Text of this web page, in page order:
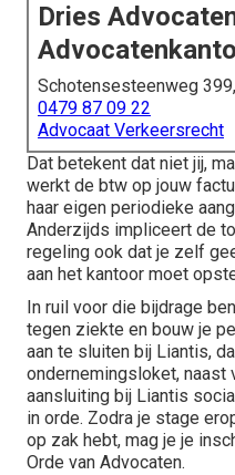
Dries
Schotensesteenweg
0479 87 09 22
Advocaat Verkeersrecht
Dat betekent dat niet jij,
werkt de btw op jouw
haar eigen periodieke
Anderzijds impliceert de
regeling ook dat je zelf
aan het kantoor moet
In ruil voor die bijdrage
tegen ziekte en bouw je
aan te sluiten bij Liantis,
ondernemingsloket, naast
aansluiting bij Liantis
in orde. Zodra je stage
op zak hebt, mag je je
Orde van Advocaten.